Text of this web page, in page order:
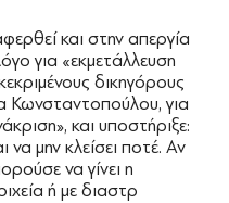
και στην απεργία
για «εκμετάλλευση
δικηγόρους
Κωνσταντοπούλου, για
και υποστήριξε:
να μην κλείσει ποτέ. Αν
να γίνει η
ή με διαστρ